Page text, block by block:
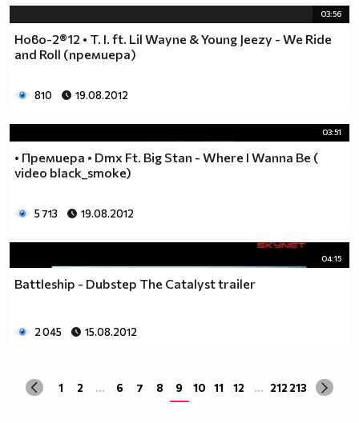
03:56
Ново-2®12 • T. I. ft. Lil Wayne & Young Jeezy - We Ride
and Roll (премиера)
810 19.08.2012
03:51
• Премиера • Dmx Ft. Big Stan - Where I Wanna Be (
video black_smoke)
5 713 19.08.2012
04:15
Battleship - Dubstep The Catalyst trailer
2 045 15.08.2012
1 2 ... 6 7 8 9 10 11 12 ... 212 213